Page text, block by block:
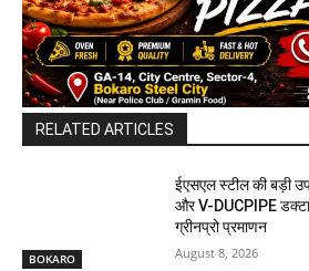
RELATED ARTICLES
BOKARO
ईएसएल स्टील की बड़ी
और V-DUCPIPE
ग्रीनप्रो प्रमाणन
August 8, 2026